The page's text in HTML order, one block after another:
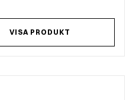
VISA PRODUKT